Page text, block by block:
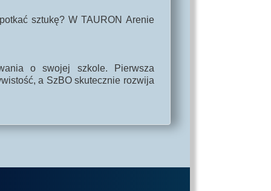
sztukę? W TAURON Arenie
o swojej szkole. Pierwsza
a SzBO skutecznie rozwija